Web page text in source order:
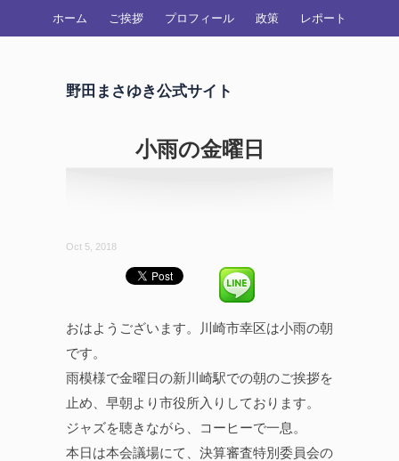
ホーム ご挨拶 プロフィール 政策 レポート
野田まさゆき公式サイト
小雨の金曜日
Oct 5, 2018
おはようございます。川崎市幸区は小雨の朝
です。
雨模様で金曜日の新川崎駅での朝のご挨拶を
止め、早朝より市役所入りしております。
ジャズを聴きながら、コーヒーで一息。
本日は本会議場にて、決算審査特別委員会の